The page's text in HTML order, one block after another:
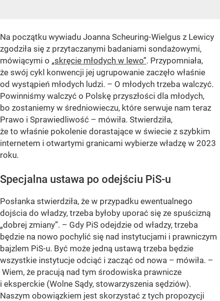
Na początku wywiadu Joanna Scheuring-Wielgus z Lewicy
zgodziła się z przytaczanymi badaniami sondażowymi,
mówiącymi o „skręcie młodych w lewo”. Przypomniała,
że swój cykl konwencji jej ugrupowanie zaczęło właśnie
od wystąpień młodych ludzi. – O młodych trzeba walczyć.
Powinniśmy walczyć o Polskę przyszłości dla młodych,
bo zostaniemy w średniowieczu, które serwuje nam teraz
Prawo i Sprawiedliwość – mówiła. Stwierdziła,
że to właśnie pokolenie dorastające w świecie z szybkim
internetem i otwartymi granicami wybierze władzę w 2023
roku.
Specjalna ustawa po odejściu PiS-u
Posłanka stwierdziła, że w przypadku ewentualnego
dojścia do władzy, trzeba byłoby uporać się ze spuścizną
„dobrej zmiany”. – Gdy PiS odejdzie od władzy, trzeba
będzie na nowo pochylić się nad instytucjami i prawniczym
bajzlem PiS-u. Być może jedną ustawą trzeba będzie
wszystkie instytucje odciąć i zacząć od nowa – mówiła. –
Wiem, że pracują nad tym środowiska prawnicze
i eksperckie (Wolne Sądy, stowarzyszenia sędziów).
Naszym obowiązkiem jest skorzystać z tych propozycji